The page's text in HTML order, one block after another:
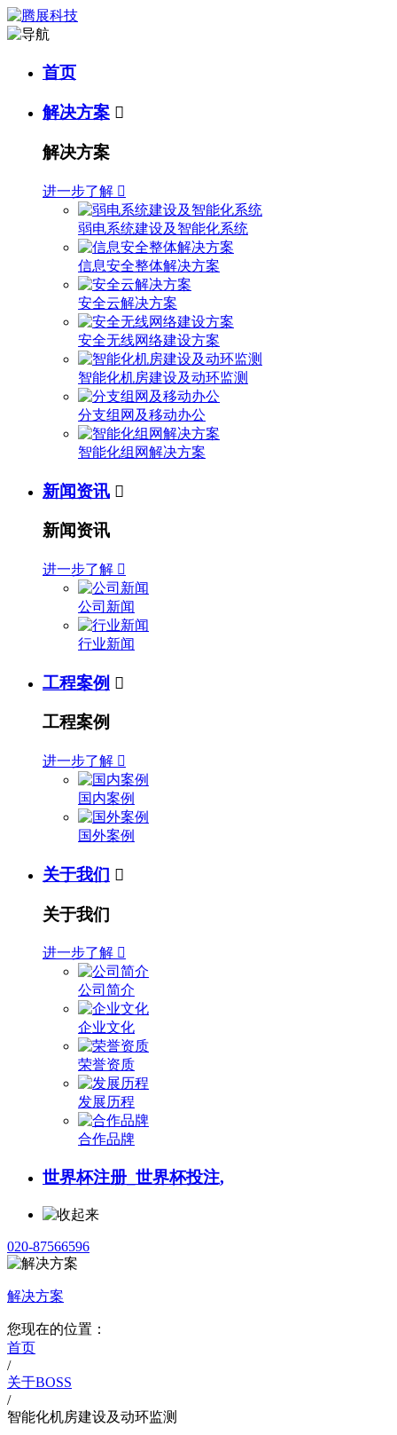
首页
解决方案 
解决方案
进一步了解 
弱电系统建设及智能化系统
信息安全整体解决方案
安全云解决方案
安全无线网络建设方案
智能化机房建设及动环监测
分支组网及移动办公
智能化组网解决方案
新闻资讯 
新闻资讯
进一步了解 
公司新闻
行业新闻
工程案例 
工程案例
进一步了解 
国内案例
国外案例
关于我们 
关于我们
进一步了解 
公司简介
企业文化
荣誉资质
发展历程
合作品牌
世界杯注册_世界杯投注,
020-87566596
解决方案
您现在的位置：
首页
/
关于BOSS
/
智能化机房建设及动环监测